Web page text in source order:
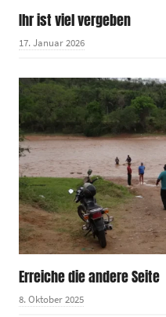
Ihr ist viel vergeben
17. Januar 2026
Erreiche die andere Seite
8. Oktober 2025